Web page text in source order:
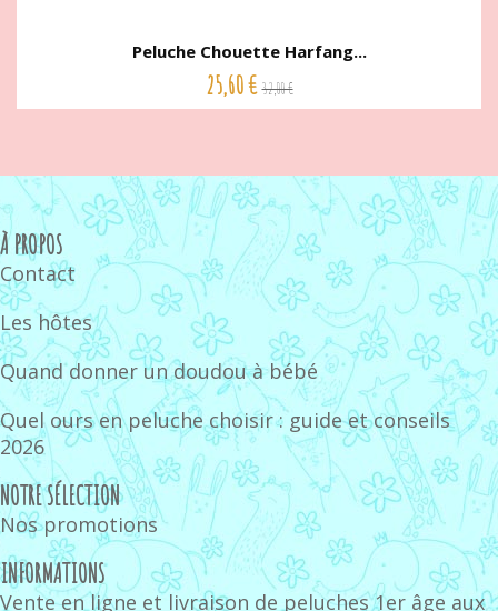
Peluche Chouette Harfang...
25,60 € 32,00 €
À PROPOS
Contact
Les hôtes
Quand donner un doudou à bébé
Quel ours en peluche choisir : guide et conseils
2026
NOTRE SÉLECTION
Nos promotions
INFORMATIONS
Vente en ligne et livraison de peluches 1er âge aux